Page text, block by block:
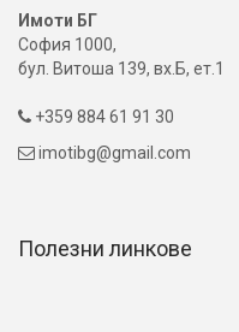
Имоти БГ
София 1000,
бул. Витоша 139, вх.Б, ет.1
 +359 884 61 91 30
 imotibg@gmail.com
Полезни линкове